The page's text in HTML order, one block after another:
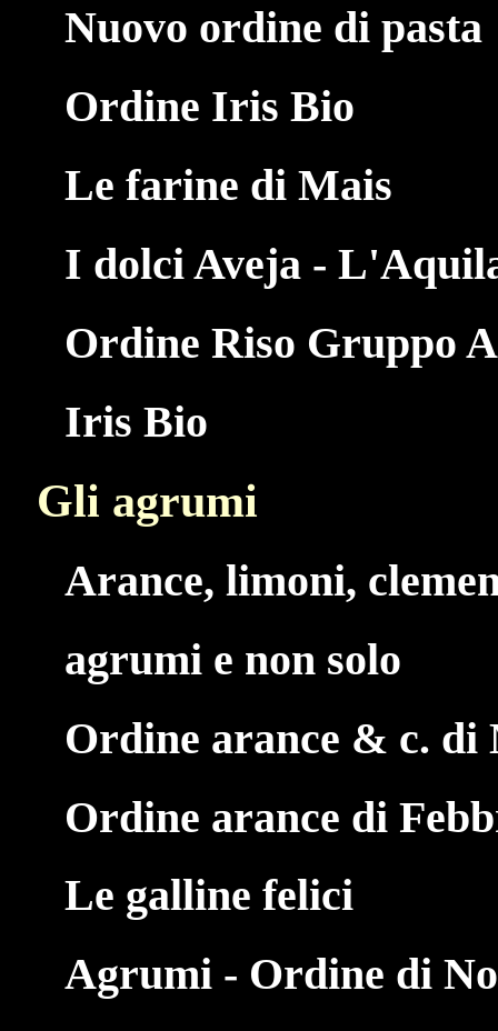
Nuovo ordine di pasta
Ordine Iris Bio
Le farine di Mais
I dolci Aveja -
Ordine Riso Gruppo
Iris Bio
Gli agrumi
Arance, limoni,
agrumi e non solo
Ordine arance & c. di
Ordine arance di
Le galline felici
Agrumi - Ordine di